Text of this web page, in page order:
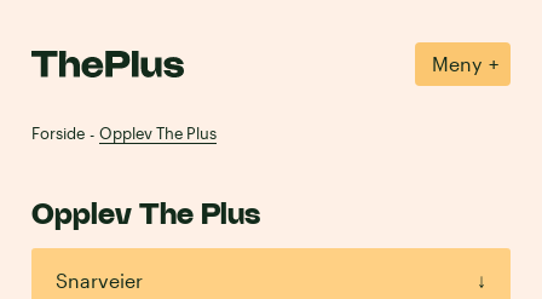
Meny +
Forside - Opplev The Plus
Opplev The Plus
Snarveier ↓